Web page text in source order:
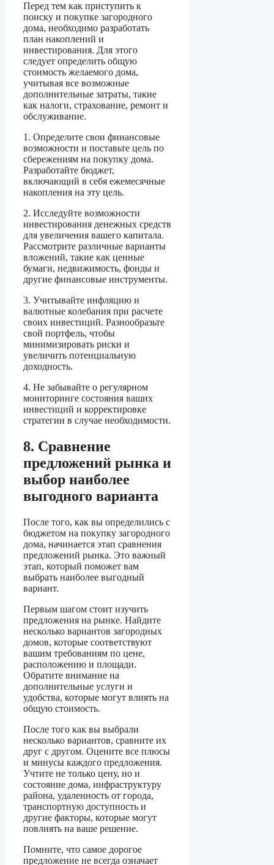
Перед тем как приступить к
поиску и покупке загородного
дома, необходимо разработать
план накоплений и
инвестирования. Для этого
следует определить общую
стоимость желаемого дома,
учитывая все возможные
дополнительные затраты, такие
как налоги, страхование, ремонт и
обслуживание.
1. Определите свои финансовые
возможности и поставьте цель по
сбережениям на покупку дома.
Разработайте бюджет,
включающий в себя ежемесячные
накопления на эту цель.
2. Исследуйте возможности
инвестирования денежных средств
для увеличения вашего капитала.
Рассмотрите различные варианты
вложений, такие как ценные
бумаги, недвижимость, фонды и
другие финансовые инструменты.
3. Учитывайте инфляцию и
валютные колебания при расчете
своих инвестиций. Разнообразьте
свой портфель, чтобы
минимизировать риски и
увеличить потенциальную
доходность.
4. Не забывайте о регулярном
мониторинге состояния ваших
инвестиций и корректировке
стратегии в случае необходимости.
8. Сравнение
предложений рынка и
выбор наиболее
выгодного варианта
После того, как вы определились с
бюджетом на покупку загородного
дома, начинается этап сравнения
предложений рынка. Это важный
этап, который поможет вам
выбрать наиболее выгодный
вариант.
Первым шагом стоит изучить
предложения на рынке. Найдите
несколько вариантов загородных
домов, которые соответствуют
вашим требованиям по цене,
расположению и площади.
Обратите внимание на
дополнительные услуги и
удобства, которые могут влиять на
общую стоимость.
После того как вы выбрали
несколько вариантов, сравните их
друг с другом. Оцените все плюсы
и минусы каждого предложения.
Учтите не только цену, но и
состояние дома, инфраструктуру
района, удаленность от города,
транспортную доступность и
другие факторы, которые могут
повлиять на ваше решение.
Помните, что самое дорогое
предложение не всегда означает